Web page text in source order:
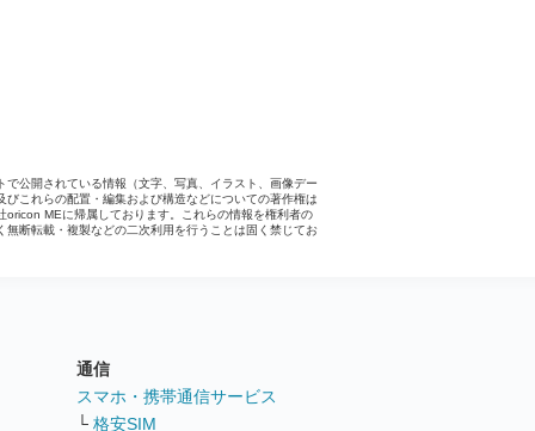
で公開されている情報（文字、写真、イラスト、画像デー
びこれらの配置・編集および構造などについての著作権は
oricon MEに帰属しております。これらの情報を権利者の
無断転載・複製などの二次利用を行うことは固く禁じてお
通信
スマホ・携帯通信サービス
└ 格安SIM